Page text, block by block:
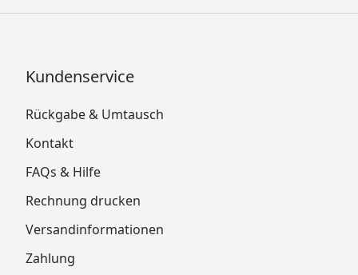
Kundenservice
Rückgabe & Umtausch
Kontakt
FAQs & Hilfe
Rechnung drucken
Versandinformationen
Zahlung